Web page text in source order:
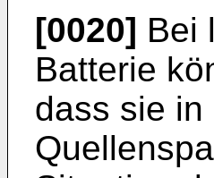
[0020] Bei
Batterie
dass sie